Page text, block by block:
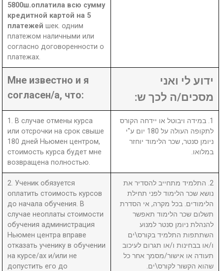
5800ш.оплатила всю сумму
кредитной картой на 5
платежейшек. одним
платежом наличными или
согласно договоренности о
платежах.
Мне известно и я
согласен/а, что:
ידוע לי ואני
מסכים/ה לכך ש:
1. В случае отмены курса
или отсрочки на срок свыше
180 дней Ньюмен центром,
стоимость курса будет мне
возвращена полностью.
1. במידה ויבוטל או יידחה הקורס
לתקופה העולה על 180 יום ע"י
ניומן סנטר, שכר הלימוד יוחזר
במלואו.
2. Ученик обязуется
оплатить стоимость курсов
до начала обучения. В
случае неоплаты стоимости
обучения администрация
Ньюмен центра вправе
отказать ученику в обучении
на курсе/ах и/или не
допустить его до
2. התלמיד מתחייב להסדיר את
נושא שכר הלימוד לפני תחילת
הלימודים. בכל מקרה, אי הסדרת
תשלום שכר הלימוד תאפשר
להנהלת ניומן סנטר למנוע
השתתפות התלמיד בקורס\ים
ו/או בבחינות ו/או תגרום לעיכוב
תעודה או אישור/מסמך אחר כל
שהוא הקשור לקורס\ים.